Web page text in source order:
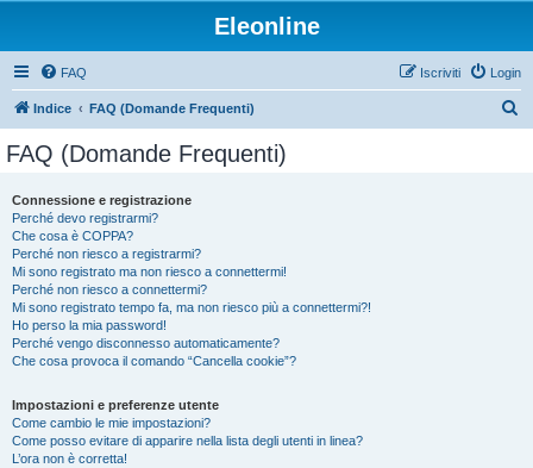
Eleonline
FAQ Login
Iscriviti
Indice FAQ (Domande Frequenti)
FAQ (Domande Frequenti)
Connessione e registrazione
Perché devo registrarmi?
Che cosa è COPPA?
Perché non riesco a registrarmi?
Mi sono registrato ma non riesco a connettermi!
Perché non riesco a connettermi?
Mi sono registrato tempo fa, ma non riesco più a connettermi?!
Ho perso la mia password!
Perché vengo disconnesso automaticamente?
Che cosa provoca il comando “Cancella cookie”?
Impostazioni e preferenze utente
Come cambio le mie impostazioni?
Come posso evitare di apparire nella lista degli utenti in linea?
L’ora non è corretta!